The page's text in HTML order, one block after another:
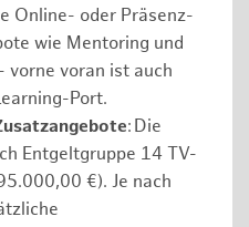
Online- oder Präsenz-
wie Mentoring und
vorne voran ist auch
Port.
: Die
Entgeltgruppe 14 TV-
€). Je nach